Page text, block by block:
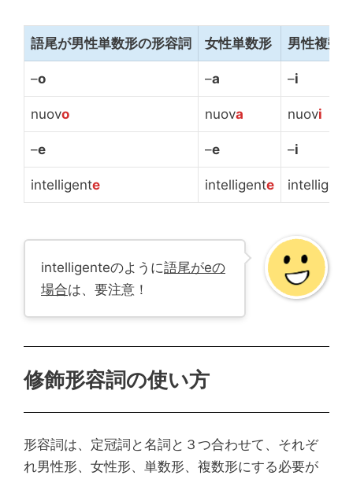
語尾が男性単数形の形容詞 女性単数形 男性複数
–o –a –i
nuovo nuova nuovi
–e –e –i
intelligente intelligente intelligent
intelligenteのように語尾がeの
場合は、要注意！
修飾形容詞の使い方
形容詞は、定冠詞と名詞と３つ合わせて、それぞ
れ男性形、女性形、単数形、複数形にする必要が